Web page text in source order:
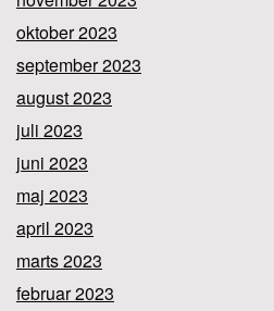
oktober 2023
september 2023
august 2023
juli 2023
juni 2023
maj 2023
april 2023
marts 2023
februar 2023